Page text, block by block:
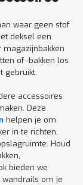
waar geen stof
deksel een
magazijnbakken
of -bakken los
gebruikt.
accessoires
Deze
helpen je om
in te richten,
Houd
bieden we
om je